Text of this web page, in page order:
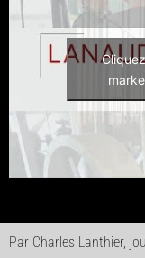
Par Charles Lanthier,